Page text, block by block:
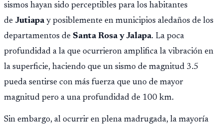
sismos hayan sido perceptibles para los habitantes
de Jutiapay posiblemente en municipios aledaños de los
departamentos de Santa Rosa y Jalapa. La poca
profundidad a la que ocurrieron amplifica la vibración en
la superficie, haciendo que un sismo de magnitud 3.5
pueda sentirse con más fuerza que uno de mayor
magnitud pero a una profundidad de 100 km.
Sin embargo, al ocurrir en plena madrugada, la mayoría